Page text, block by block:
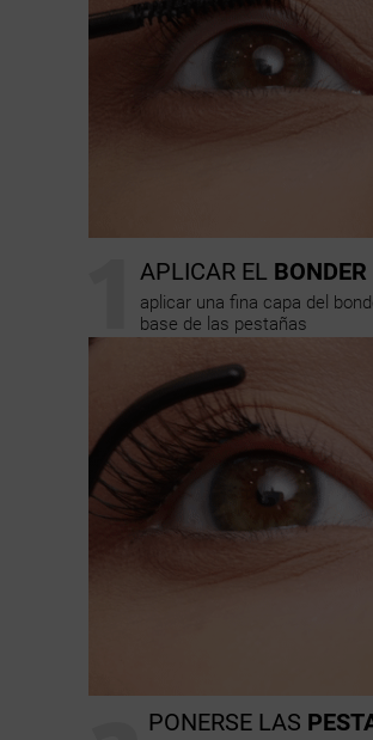
APLICAR EL BONDER
aplicar una fina capa del
base de las pestañas
PONERSE LAS